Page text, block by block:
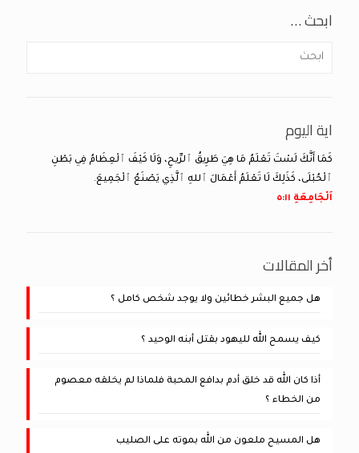
ابحث …
اية اليوم
كَمَا أَنَّكَ لَسْتَ تَعْلَمُ مَا هِيَ طَرِيقُ ٱلرِّيحِ، وَلَا كَيْفَ ٱلْعِظَامُ فِي بَطْنِ
ٱلْحُبْلَى، كَذَلِكَ لَا تَعْلَمُ أَعْمَالَ ٱللهِ ٱلَّذِي يَصْنَعُ ٱلْجَمِيعَ.
اَلْجَامِعَةِ ١١:‏٥
أخر المقالات
هل جميع البشر خطائين ولا يوجد شخص كامل ؟
كيف يسمح الله لليهود بقتل أبنه الوحيد ؟
أذا كان الله قد خلق أدم بدافع المحبة فلماذا لم يخلقه معصوم
من الخطاء ؟
هل المسيح ملعون من الله بموته على الصليب